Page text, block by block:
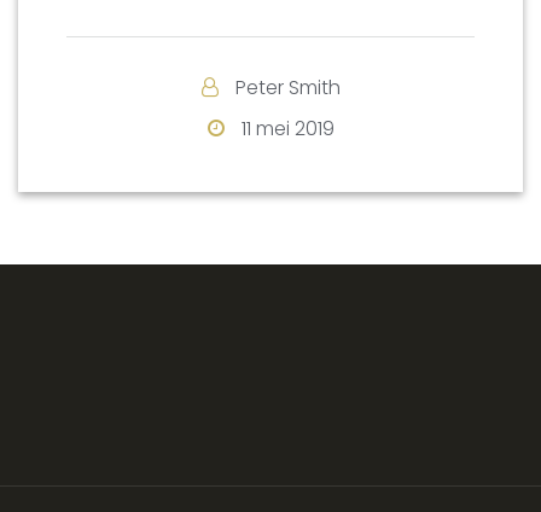
Peter Smith
11 mei 2019